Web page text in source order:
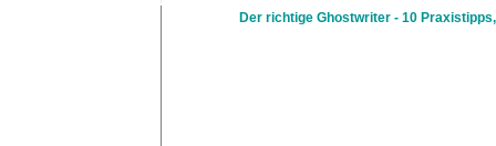
Der richtige Ghostwriter - 10